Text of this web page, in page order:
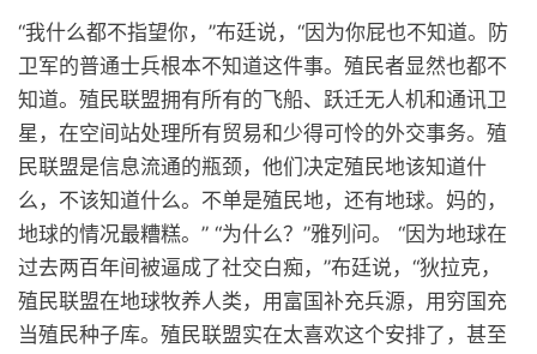
“我什么都不指望你，”布廷说，“因为你屁也不知道。防
卫军的普通士兵根本不知道这件事。殖民者显然也都不
知道。殖民联盟拥有所有的飞船、跃迁无人机和通讯卫
星，在空间站处理所有贸易和少得可怜的外交事务。殖
民联盟是信息流通的瓶颈，他们决定殖民地该知道什
么，不该知道什么。不单是殖民地，还有地球。妈的，
地球的情况最糟糕。” “为什么？”雅列问。 “因为地球在
过去两百年间被逼成了社交白痴，”布廷说，“狄拉克，
殖民联盟在地球牧养人类，用富国补充兵源，用穷国充
当殖民种子库。殖民联盟实在太喜欢这个安排了，甚至